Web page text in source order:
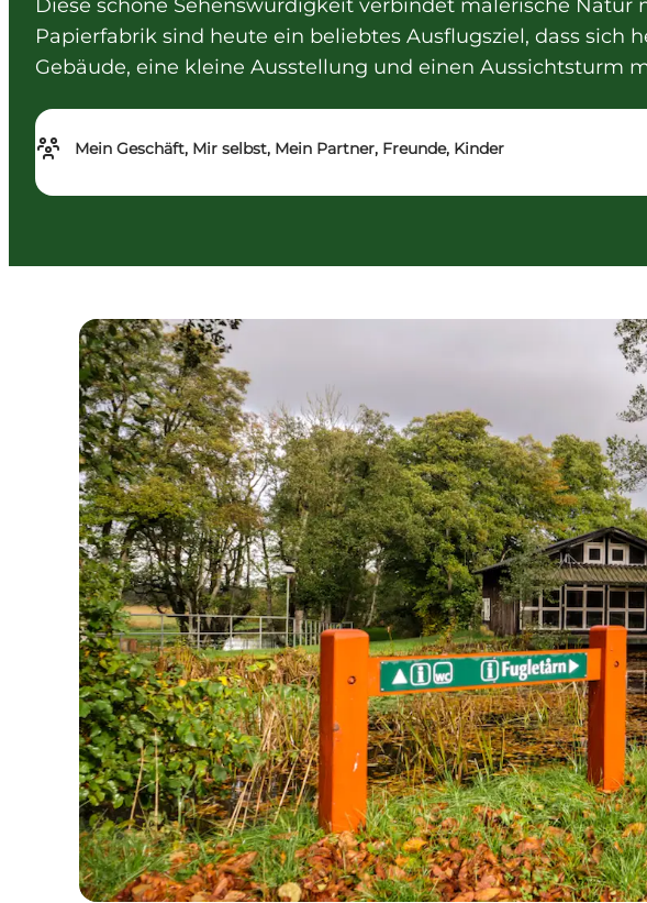
Diese schöne Sehenswürdigkeit verbindet malerische
Papierfabrik sind heute ein beliebtes Ausflugsziel, dass
Gebäude, eine kleine Ausstellung und einen Aussichtsturm
Mein Geschäft, Mir selbst, Mein Partner, Freunde, Kinder